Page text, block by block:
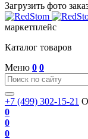
Загрузить фото
маркетплейс
Каталог товаров
Меню 0 0
+7 (499) 302-15-21
0
0
0